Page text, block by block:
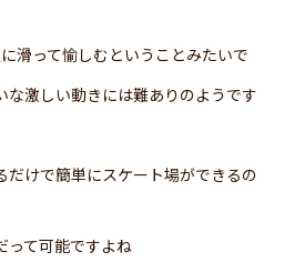
滑って愉しむということみたいで
な激しい動きには難ありのようです
だけで簡単にスケート場ができるの
って可能ですよね